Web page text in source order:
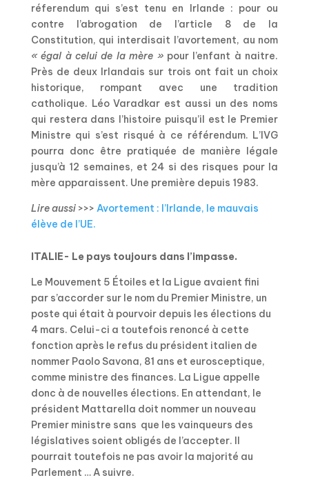
réferendum qui s’est tenu en Irlande : pour ou
contre l’abrogation de l’article 8 de la
Constitution, qui interdisait l’avortement, au nom
« égal à celui de la mère »pour l’enfant à naitre.
Près de deux Irlandais sur trois ont fait un choix
historique, rompant avec une tradition
catholique. Léo Varadkar est aussi un des noms
qui restera dans l’histoire puisqu’il est le Premier
Ministre qui s’est risqué à ce référendum. L’IVG
pourra donc être pratiquée de manière légale
jusqu’à 12 semaines, et 24 si des risques pour la
mère apparaissent. Une première depuis 1983.
Lire aussi >>> Avortement : l’Irlande, le mauvais
élève de l’UE.
ITALIE- Le pays toujours dans l’impasse.
Le Mouvement 5 Étoiles et la Ligue avaient fini
par s’accorder sur le nom du Premier Ministre, un
poste qui était à pourvoir depuis les élections du
4 mars. Celui-ci a toutefois renoncé à cette
fonction après le refus du président italien de
nommer Paolo Savona, 81 ans et eurosceptique,
comme ministre des finances. La Ligue appelle
donc à de nouvelles élections. En attendant, le
président Mattarella doit nommer un nouveau
Premier ministre sans que les vainqueurs des
législatives soient obligés de l’accepter. Il
pourrait toutefois ne pas avoir la majorité au
Parlement … A suivre.